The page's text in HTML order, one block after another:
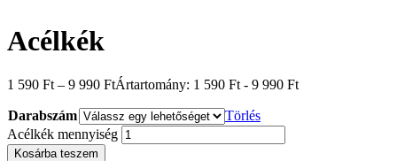
Acélkék
1 590 Ft – 9 990 FtÁrtartomány: 1 590 Ft - 9 990 Ft
Darabszám
Törlés
Acélkék mennyiség
Kosárba teszem